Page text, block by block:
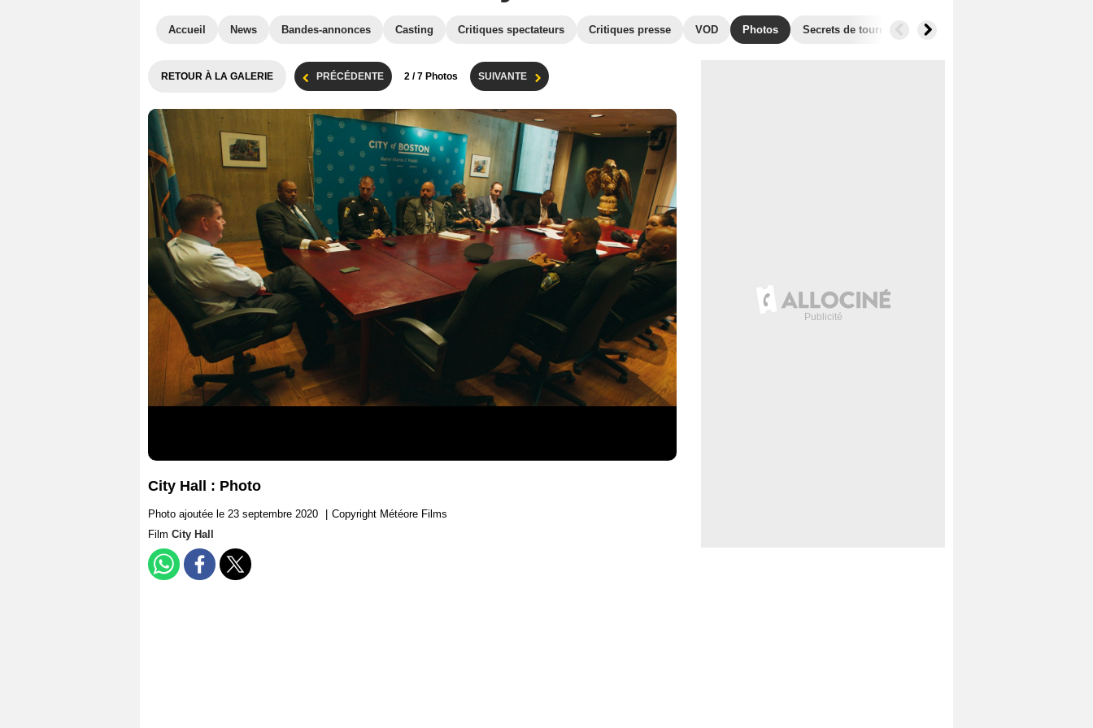
Accueil News Bandes-annonces Casting Critiques spectateurs Critiques presse VOD Photos Secrets de tournage Box Office
RETOUR À LA GALERIE PRÉCÉDENTE 2 / 7 Photos SUIVANTE
City Hall : Photo
Photo ajoutée le 23 septembre 2020
Copyright Météore Films
Film City Hall